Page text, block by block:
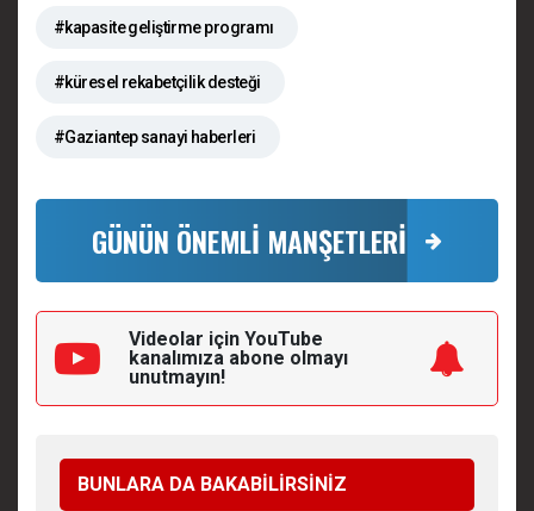
#kapasite geliştirme programı
#küresel rekabetçilik desteği
#Gaziantep sanayi haberleri
GÜNÜN ÖNEMLİ MANŞETLERİ
Videolar için YouTube
kanalımıza abone olmayı
unutmayın!
BUNLARA DA BAKABİLİRSİNİZ